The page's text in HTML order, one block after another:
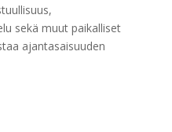
sekä muut paikalliset
ajantasaisuuden